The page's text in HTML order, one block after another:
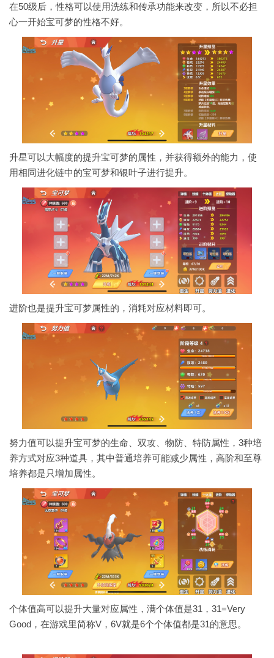
在50级后，性格可以使用洗练和传承功能来改变，所以不必担
心一开始宝可梦的性格不好。
升星可以大幅度的提升宝可梦的属性，并获得额外的能力，使
用相同进化链中的宝可梦和银叶子进行提升。
进阶也是提升宝可梦属性的，消耗对应材料即可。
努力值可以提升宝可梦的生命、双攻、物防、特防属性，3种培
养方式对应3种道具，其中普通培养可能减少属性，高阶和至尊
培养都是只增加属性。
个体值高可以提升大量对应属性，满个体值是31，31=Very
Good，在游戏里简称V，6V就是6个个体值都是31的意思。